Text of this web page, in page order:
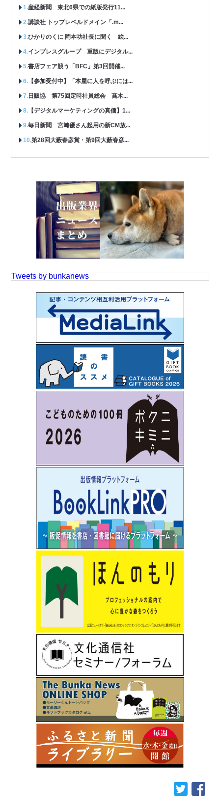
産経新聞 東北6県での紙版発行11...
講談社 トップレベルドメイン「.m...
ひかりのくに 岡本功社長に聞く 絵...
インプレスグループ 重版にデジタル...
書店フェア競う「BFC」第3回開催...
【参加受付中】「本屋に人を呼ぶには...
日販協 第75回定時社員総会 髙木...
【デジタルマーケティングの真価】1...
毎日新聞 宮﨑優さん起用の新CM放...
第28回大藪春彦賞・第9回大藪春彦...
Tweets by bunkanews